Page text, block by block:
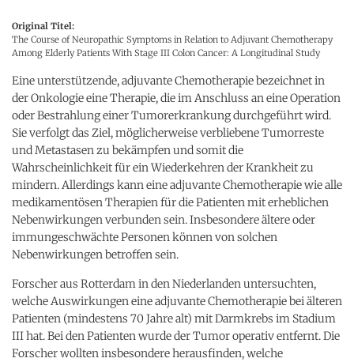
Original Titel:
The Course of Neuropathic Symptoms in Relation to Adjuvant Chemotherapy
Among Elderly Patients With Stage III Colon Cancer: A Longitudinal Study
Eine unterstützende, adjuvante Chemotherapie bezeichnet in
der Onkologie eine Therapie, die im Anschluss an eine Operation
oder Bestrahlung einer Tumorerkrankung durchgeführt wird.
Sie verfolgt das Ziel, möglicherweise verbliebene Tumorreste
und Metastasen zu bekämpfen und somit die
Wahrscheinlichkeit für ein Wiederkehren der Krankheit zu
mindern. Allerdings kann eine adjuvante Chemotherapie wie alle
medikamentösen Therapien für die Patienten mit erheblichen
Nebenwirkungen verbunden sein. Insbesondere ältere oder
immungeschwächte Personen können von solchen
Nebenwirkungen betroffen sein.
Forscher aus Rotterdam in den Niederlanden untersuchten,
welche Auswirkungen eine adjuvante Chemotherapie bei älteren
Patienten (mindestens 70 Jahre alt) mit Darmkrebs im Stadium
III hat. Bei den Patienten wurde der Tumor operativ entfernt. Die
Forscher wollten insbesondere herausfinden, welche